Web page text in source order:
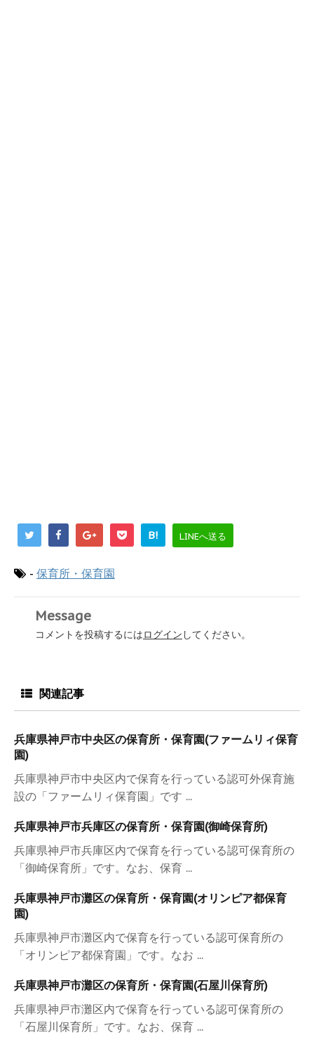
B! LINEへ送る
- 保育所・保育園
Message
コメントを投稿するにはログイン してください。
関連記事
兵庫県神戸市中央区の保育所・保育園(ファームリィ保育
園)
兵庫県神戸市中央区内で保育を行っている認可外保育施
設の「ファームリィ保育園」です ...
兵庫県神戸市兵庫区の保育所・保育園(御崎保育所)
兵庫県神戸市兵庫区内で保育を行っている認可保育所の
「御崎保育所」です。なお、保育 ...
兵庫県神戸市灘区の保育所・保育園(オリンピア都保育
園)
兵庫県神戸市灘区内で保育を行っている認可保育所の
「オリンピア都保育園」です。なお ...
兵庫県神戸市灘区の保育所・保育園(石屋川保育所)
兵庫県神戸市灘区内で保育を行っている認可保育所の
「石屋川保育所」です。なお、保育 ...